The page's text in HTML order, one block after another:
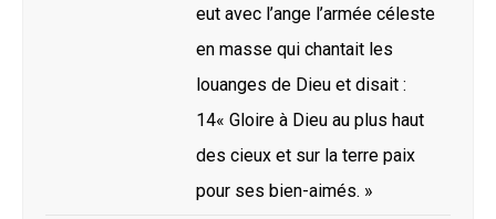
eut avec l’ange l’armée céleste
en masse qui chantait les
louanges de Dieu et disait :
14« Gloire à Dieu au plus haut
des cieux et sur la terre paix
pour ses bien-aimés. »